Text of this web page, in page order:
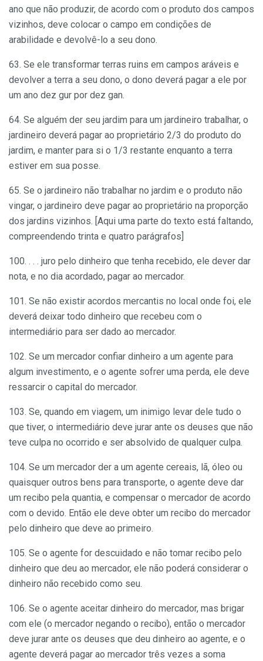
ano que não produzir, de acordo com o produto dos campos
vizinhos, deve colocar o campo em condições de
arabilidade e devolvê-lo a seu dono.
63. Se ele transformar terras ruins em campos aráveis e
devolver a terra a seu dono, o dono deverá pagar a ele por
um ano dez gur por dez gan.
64. Se alguém der seu jardim para um jardineiro trabalhar, o
jardineiro deverá pagar ao proprietário 2/3 do produto do
jardim, e manter para si o 1/3 restante enquanto a terra
estiver em sua posse.
65. Se o jardineiro não trabalhar no jardim e o produto não
vingar, o jardineiro deve pagar ao proprietário na proporção
dos jardins vizinhos. [Aqui uma parte do texto está faltando,
compreendendo trinta e quatro parágrafos]
100. . . . juro pelo dinheiro que tenha recebido, ele dever dar
nota, e no dia acordado, pagar ao mercador.
101. Se não existir acordos mercantis no local onde foi, ele
deverá deixar todo dinheiro que recebeu com o
intermediário para ser dado ao mercador.
102. Se um mercador confiar dinheiro a um agente para
algum investimento, e o agente sofrer uma perda, ele deve
ressarcir o capital do mercador.
103. Se, quando em viagem, um inimigo levar dele tudo o
que tiver, o intermediário deve jurar ante os deuses que não
teve culpa no ocorrido e ser absolvido de qualquer culpa.
104. Se um mercador der a um agente cereais, lã, óleo ou
quaisquer outros bens para transporte, o agente deve dar
um recibo pela quantia, e compensar o mercador de acordo
com o devido. Então ele deve obter um recibo do mercador
pelo dinheiro que deve ao primeiro.
105. Se o agente for descuidado e não tomar recibo pelo
dinheiro que deu ao mercador, ele não poderá considerar o
dinheiro não recebido como seu.
106. Se o agente aceitar dinheiro do mercador, mas brigar
com ele (o mercador negando o recibo), então o mercador
deve jurar ante os deuses que deu dinheiro ao agente, e o
agente deverá pagar ao mercador três vezes a soma